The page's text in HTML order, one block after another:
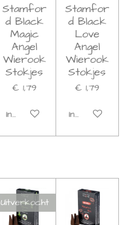
Stamfor
d Black
Magic
Angel
Wierook
Stokjes
€ 1,79
In winkelwagen
Stamfor
d Black
Love
Angel
Wierook
Stokjes
€ 1,79
In
Uitverkocht